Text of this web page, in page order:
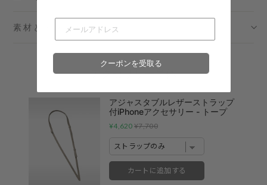
素材とメンテナンス
アクセサリー単体
アジャスタブルレザーストラップ
付iPhoneアクセサリー - トープ
Sale
¥4,620 Original
¥7,700
カートに追加する
クーポンを受取る